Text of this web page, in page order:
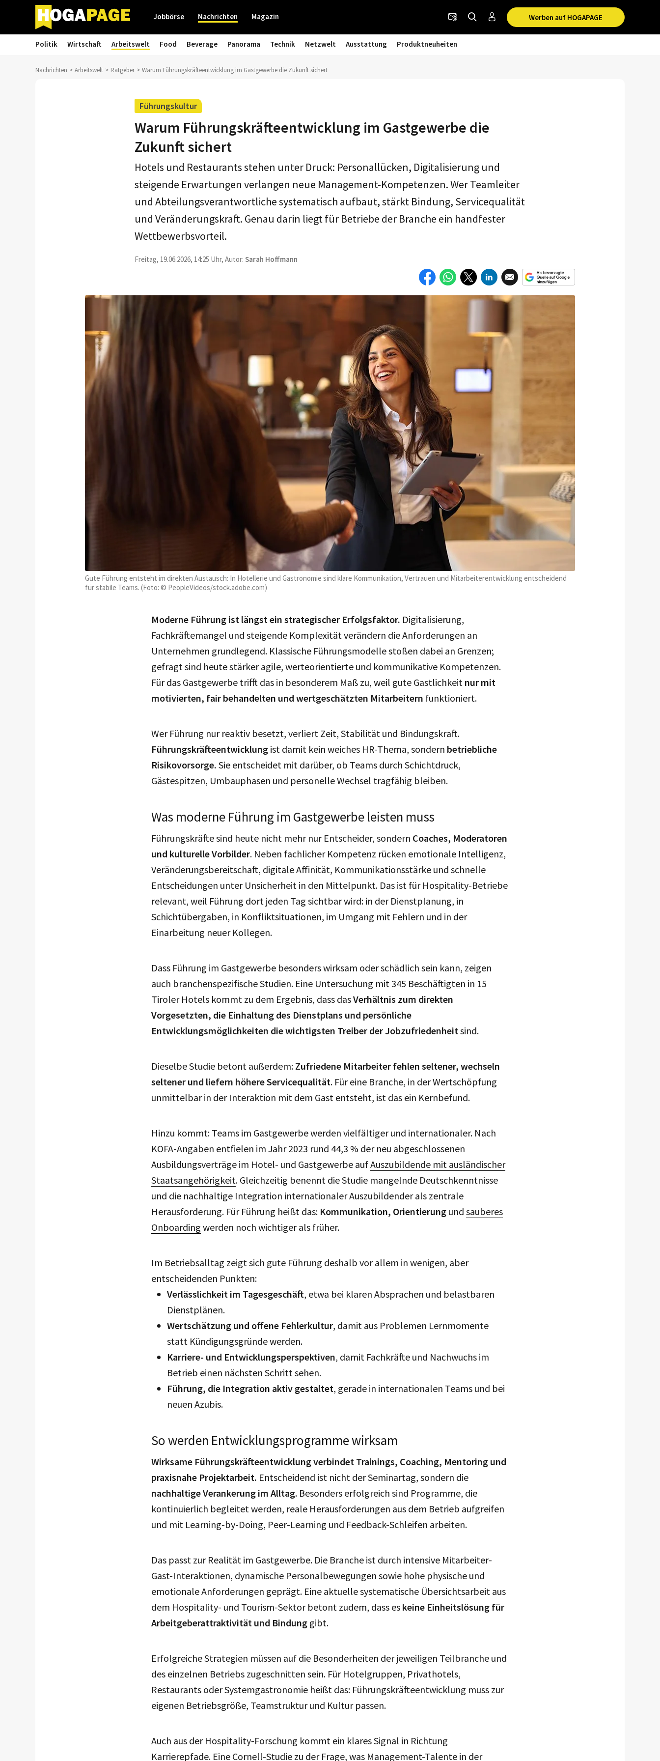
Werben auf HOGAPAGE
Jobbörse Nachrichten Magazin
Politik Wirtschaft Arbeitswelt Food Beverage Panorama Technik Netzwelt Ausstattung Produktneuheiten
Nachrichten Arbeitswelt Ratgeber Warum Führungskräfteentwicklung im Gastgewerbe die Zukunft sichert
Führungskultur
Warum Führungskräfteentwicklung im Gastgewerbe die
Zukunft sichert
Gute Führung entsteht im direkten Austausch: In Hotellerie und Gastronomie sind klare Kommunikation, Vertrauen und Mitarbeiterentwicklung entscheidend
für stabile Teams. (Foto: © PeopleVideos/stock.adobe.com)
Hotels und Restaurants stehen unter Druck: Personallücken, Digitalisierung und
steigende Erwartungen verlangen neue Management-Kompetenzen. Wer Teamleiter
und Abteilungsverantwortliche systematisch aufbaut, stärkt Bindung, Servicequalität
und Veränderungskraft. Genau darin liegt für Betriebe der Branche ein handfester
Wettbewerbsvorteil.
Freitag, 19.06.2026, 14:25 Uhr, Autor: Sarah Hoffmann
Moderne Führung ist längst ein strategischer Erfolgsfaktor. Digitalisierung,
Fachkräftemangel und steigende Komplexität verändern die Anforderungen an
Unternehmen grundlegend. Klassische Führungsmodelle stoßen dabei an Grenzen;
gefragt sind heute stärker agile, werteorientierte und kommunikative Kompetenzen.
Für das Gastgewerbe trifft das in besonderem Maß zu, weil gute Gastlichkeit nur mit
motivierten, fair behandelten und wertgeschätzten Mitarbeitern funktioniert.
Wer Führung nur reaktiv besetzt, verliert Zeit, Stabilität und Bindungskraft.
Führungskräfteentwicklung ist damit kein weiches HR-Thema, sondern betriebliche
Risikovorsorge. Sie entscheidet mit darüber, ob Teams durch Schichtdruck,
Gästespitzen, Umbauphasen und personelle Wechsel tragfähig bleiben.
Was moderne Führung im Gastgewerbe leisten muss
Führungskräfte sind heute nicht mehr nur Entscheider, sondern Coaches, Moderatoren
und kulturelle Vorbilder. Neben fachlicher Kompetenz rücken emotionale Intelligenz,
Veränderungsbereitschaft, digitale Affinität, Kommunikationsstärke und schnelle
Entscheidungen unter Unsicherheit in den Mittelpunkt. Das ist für Hospitality-Betriebe
relevant, weil Führung dort jeden Tag sichtbar wird: in der Dienstplanung, in
Schichtübergaben, in Konfliktsituationen, im Umgang mit Fehlern und in der
Einarbeitung neuer Kollegen.
Dass Führung im Gastgewerbe besonders wirksam oder schädlich sein kann, zeigen
auch branchenspezifische Studien. Eine Untersuchung mit 345 Beschäftigten in 15
Tiroler Hotels kommt zu dem Ergebnis, dass dasVerhältnis zum direkten
Vorgesetzten, die Einhaltung des Dienstplans und persönliche
Entwicklungsmöglichkeiten die wichtigsten Treiber der Jobzufriedenheit sind.
Dieselbe Studie betont außerdem: Zufriedene Mitarbeiter fehlen seltener, wechseln
seltener und liefern höhere Servicequalität. Für eine Branche, in der Wertschöpfung
unmittelbar in der Interaktion mit dem Gast entsteht, ist das ein Kernbefund.
Hinzu kommt: Teams im Gastgewerbe werden vielfältiger und internationaler. Nach
KOFA-Angaben entfielen im Jahr 2023 rund 44,3 % der neu abgeschlossenen
Ausbildungsverträge im Hotel- und Gastgewerbe aufAuszubildende mit ausländischer
Staatsangehörigkeit. Gleichzeitig benennt die Studie mangelnde Deutschkenntnisse
und die nachhaltige Integration internationaler Auszubildender als zentrale
Herausforderung. Für Führung heißt das: Kommunikation, Orientierung und sauberes
Onboarding werden noch wichtiger als früher.
Im Betriebsalltag zeigt sich gute Führung deshalb vor allem in wenigen, aber
entscheidenden Punkten:
Verlässlichkeit im Tagesgeschäft, etwa bei klaren Absprachen und belastbaren
Dienstplänen.
Wertschätzung und offene Fehlerkultur, damit aus Problemen Lernmomente
statt Kündigungsgründe werden.
Karriere- und Entwicklungsperspektiven, damit Fachkräfte und Nachwuchs im
Betrieb einen nächsten Schritt sehen.
Führung, die Integration aktiv gestaltet, gerade in internationalen Teams und bei
neuen Azubis.
So werden Entwicklungsprogramme wirksam
Wirksame Führungskräfteentwicklung verbindet Trainings, Coaching, Mentoring und
praxisnahe Projektarbeit. Entscheidend ist nicht der Seminartag, sondern die
nachhaltige Verankerung im Alltag. Besonders erfolgreich sind Programme, die
kontinuierlich begleitet werden, reale Herausforderungen aus dem Betrieb aufgreifen
und mit Learning-by-Doing, Peer-Learning und Feedback-Schleifen arbeiten.
Das passt zur Realität im Gastgewerbe. Die Branche ist durch intensive Mitarbeiter-
Gast-Interaktionen, dynamische Personalbewegungen sowie hohe physische und
emotionale Anforderungen geprägt. Eine aktuelle systematische Übersichtsarbeit aus
dem Hospitality- und Tourism-Sektor betont zudem, dass es keine Einheitslösung für
Arbeitgeberattraktivität und Bindung gibt.
Erfolgreiche Strategien müssen auf die Besonderheiten der jeweiligen Teilbranche und
des einzelnen Betriebs zugeschnitten sein. Für Hotelgruppen, Privathotels,
Restaurants oder Systemgastronomie heißt das: Führungskräfteentwicklung muss zur
eigenen Betriebsgröße, Teamstruktur und Kultur passen.
Auch aus der Hospitality-Forschung kommt ein klares Signal in Richtung
Karrierepfade. Eine Cornell-Studie zu der Frage, was Management-Talente in der